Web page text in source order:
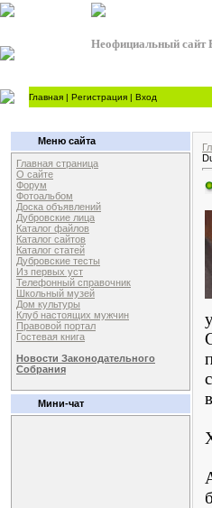
Неофициальный сайт
Главная | Регистрация | Вход
Меню сайта
Главная страница
О сайте
Форум
Фотоальбом
Доска объявлений
Дубровские лица
Каталог файлов
Каталог сайтов
Каталог статей
Дубровские тесты
Из первых уст
Телефонный справочник
Школьный музей
Дом культуры
Клуб настоящих мужчин
Правовой портал
Гостевая книга
Новости Законодательного
Собрания
Мини-чат